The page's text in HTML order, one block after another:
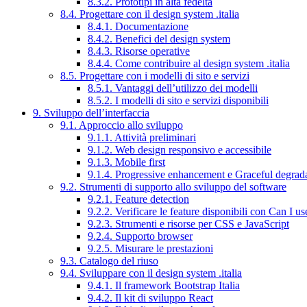
8.4. Progettare con il design system .italia
8.4.1. Documentazione
8.4.2. Benefici del design system
8.4.3. Risorse operative
8.4.4. Come contribuire al design system .italia
8.5. Progettare con i modelli di sito e servizi
8.5.1. Vantaggi dell’utilizzo dei modelli
8.5.2. I modelli di sito e servizi disponibili
9. Sviluppo dell’interfaccia
9.1. Approccio allo sviluppo
9.1.1. Attività preliminari
9.1.2. Web design responsivo e accessibile
9.1.3. Mobile first
9.1.4. Progressive enhancement e Graceful
9.2. Strumenti di supporto allo sviluppo del software
9.2.1. Feature detection
9.2.2. Verificare le feature disponibili con Can I
9.2.3. Strumenti e risorse per CSS e JavaScript
9.2.4. Supporto browser
9.2.5. Misurare le prestazioni
9.3. Catalogo del riuso
9.4. Sviluppare con il design system .italia
9.4.1. Il framework Bootstrap Italia
9.4.2. Il kit di sviluppo React